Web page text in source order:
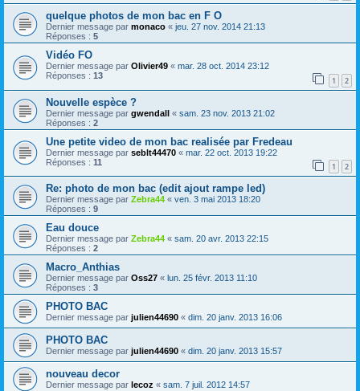
quelque photos de mon bac en F O
Dernier message par monaco « jeu. 27 nov. 2014 21:13
Réponses : 5
Vidéo FO
Dernier message par Olivier49 « mar. 28 oct. 2014 23:12
Réponses : 13 1 2
Nouvelle espèce ?
Dernier message par gwendall « sam. 23 nov. 2013 21:02
Réponses : 2
Une petite video de mon bac realisée par Fredeau
Dernier message par seblt44470 « mar. 22 oct. 2013 19:22
Réponses : 11 1 2
Re: photo de mon bac (edit ajout rampe led)
Dernier message par Zebra44 « ven. 3 mai 2013 18:20
Réponses : 9
Eau douce
Dernier message par Zebra44 « sam. 20 avr. 2013 22:15
Réponses : 2
Macro_Anthias
Dernier message par Oss27 « lun. 25 févr. 2013 11:10
Réponses : 3
PHOTO BAC
Dernier message par julien44690 « dim. 20 janv. 2013 16:06
PHOTO BAC
Dernier message par julien44690 « dim. 20 janv. 2013 15:57
nouveau decor
Dernier message par lecoz « sam. 7 juil. 2012 14:57